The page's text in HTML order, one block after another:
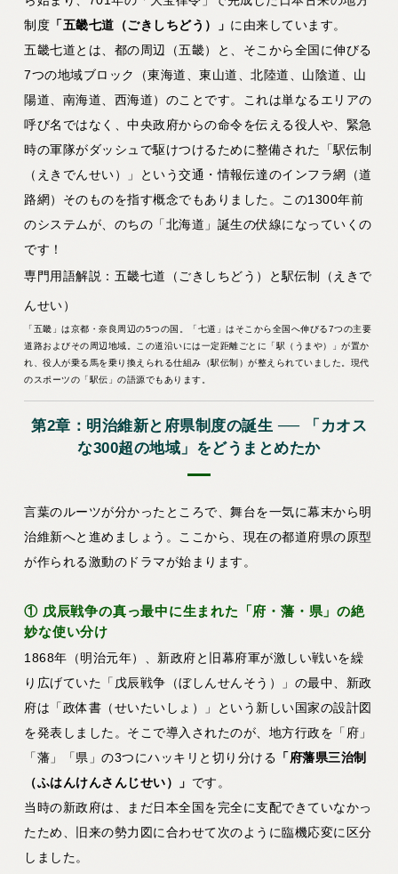
制度 「五畿七道（ごきしちどう）」 に由来しています。
五畿七道とは、都の周辺（五畿）と、そこから全国に伸びる
7つの地域ブロック（東海道、東山道、北陸道、山陰道、山
陽道、南海道、西海道）のことです。これは単なるエリアの
呼び名ではなく、中央政府からの命令を伝える役人や、緊急
時の軍隊がダッシュで駆けつけるために整備された
「駅伝制
（えきでんせい）」という交通・情報伝達のインフラ網（道
路網） そのものを指す概念でもありました。この1300年前
のシステムが、のちの「北海道」誕生の伏線になっていくの
です！
専門用語解説：五畿七道（ごきしちどう）と駅伝制（えきで
んせい）
「五畿」は京都・奈良周辺の5つの国。「七道」はそこから全国へ伸びる7つの主要
道路およびその周辺地域。この道沿いには一定距離ごとに「駅（うまや）」が置か
れ、役人が乗る馬を乗り換えられる仕組み（駅伝制）が整えられていました。現代
のスポーツの「駅伝」の語源でもあります。
第2章：明治維新と府県制度の誕生 ── 「カオス
な300超の地域」をどうまとめたか
言葉のルーツが分かったところで、舞台を一気に幕末から明
治維新へと進めましょう。ここから、現在の都道府県の原型
が作られる激動のドラマが始まります。
① 戊辰戦争の真っ最中に生まれた「府・藩・県」の絶
妙な使い分け
1868年（明治元年）、新政府と旧幕府軍が激しい戦いを繰
り広げていた「戊辰戦争（ぼしんせんそう）」の最中、新政
府は「政体書（せいたいしょ）」という新しい国家の設計図
を発表しました。そこで導入されたのが、地方行政を「府」
「藩」「県」の3つにハッキリと切り分ける 「府藩県三治制
（ふはんけんさんじせい）」 です。
当時の新政府は、まだ日本全国を完全に支配できていなかっ
たため、旧来の勢力図に合わせて次のように臨機応変に区分
しました。